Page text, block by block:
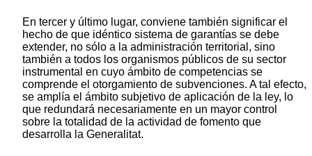
En tercer y último lugar, conviene también significar el
hecho de que idéntico sistema de garantías se debe
extender, no sólo a la administración territorial, sino
también a todos los organismos públicos de su sector
instrumental en cuyo ámbito de competencias se
comprende el otorgamiento de subvenciones. A tal efecto,
se amplía el ámbito subjetivo de aplicación de la ley, lo
que redundará necesariamente en un mayor control
sobre la totalidad de la actividad de fomento que
desarrolla la Generalitat.